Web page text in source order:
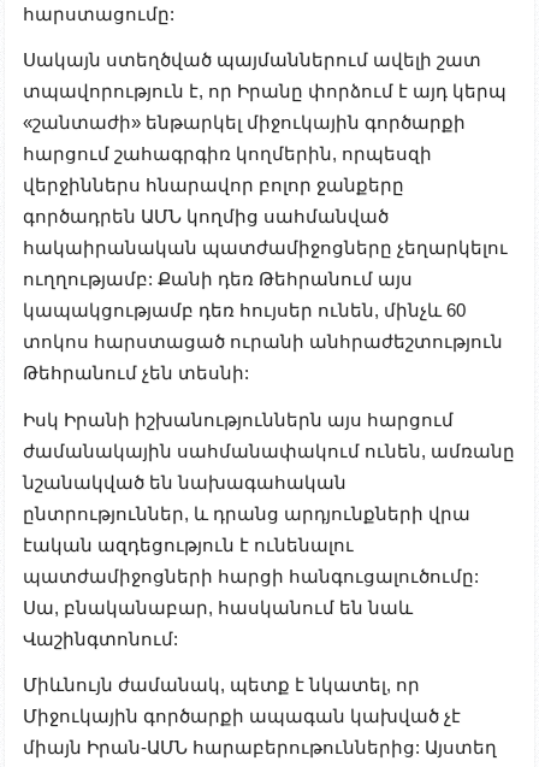
հարստացումը:
Սակայն ստեղծված պայմաններում ավելի շատ
տպավորություն է, որ Իրանը փորձում է այդ կերպ
«շանտաժի» ենթարկել միջուկային գործարքի
հարցում շահագրգիռ կողմերին, որպեսզի
վերջիններս հնարավոր բոլոր ջանքերը
գործադրեն ԱՄՆ կողմից սահմանված
հակաիրանական պատժամիջոցները չեղարկելու
ուղղությամբ: Քանի դեռ Թեհրանում այս
կապակցությամբ դեռ հույսեր ունեն, մինչև 60
տոկոս հարստացած ուրանի անհրաժեշտություն
Թեհրանում չեն տեսնի:
Իսկ Իրանի իշխանություններն այս հարցում
ժամանակային սահմանափակում ունեն, ամռանը
նշանակված են նախագահական
ընտրություններ, և դրանց արդյունքների վրա
էական ազդեցություն է ունենալու
պատժամիջոցների հարցի հանգուցալուծումը:
Սա, բնականաբար, հասկանում են նաև
Վաշինգտոնում:
Միևնույն ժամանակ, պետք է նկատել, որ
Միջուկային գործարքի ապագան կախված չէ
միայն Իրան-ԱՄՆ հարաբերութուններից: Այստեղ